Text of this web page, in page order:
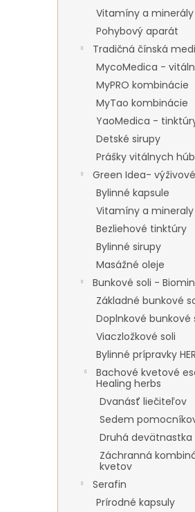
Vitamíny a minerály
Pohybový aparát
Tradičná čínská
MycoMedica -
MyPRO kombinácie
MyTao kombinácie
YaoMedica -
Detské sirupy
Prášky vitálnych húb
Green Idea-
Bylinné kapsule
Vitamíny a mineraly
Bezliehové tinktúry
Bylinné sirupy
Masážné oleje
Bunkové soli -
Základné bunkové
Doplnkové bunkové
Viaczložkové soli
Bylinné prípravky
Bachové kvetové
Healing herbs
Dvanásť liečiteľov
Sedem
Druhá devätnastka
Záchranná
kvetov
Serafin
Prírodné kapsuly